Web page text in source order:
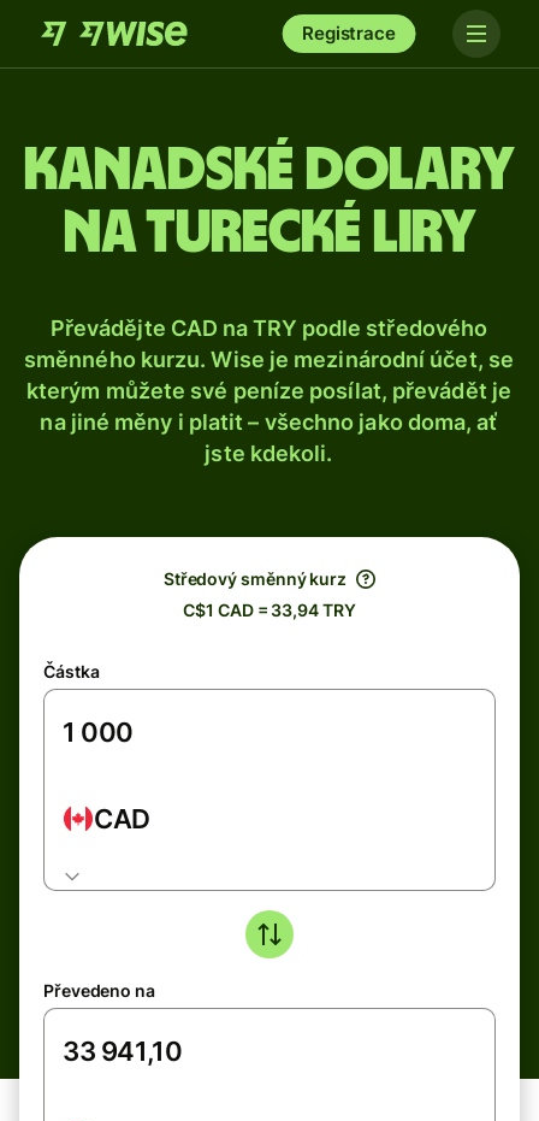
Registrace
Kanadské dolary
na turecké liry
Převádějte CAD na TRY podle středového
směnného kurzu. Wise je mezinárodní účet, se
kterým můžete své peníze posílat, převádět je
na jiné měny i platit – všechno jako doma, ať
jste kdekoli.
Středový směnný kurz
C$1 CAD = 33,94 TRY
Částka
CAD
Převedeno na